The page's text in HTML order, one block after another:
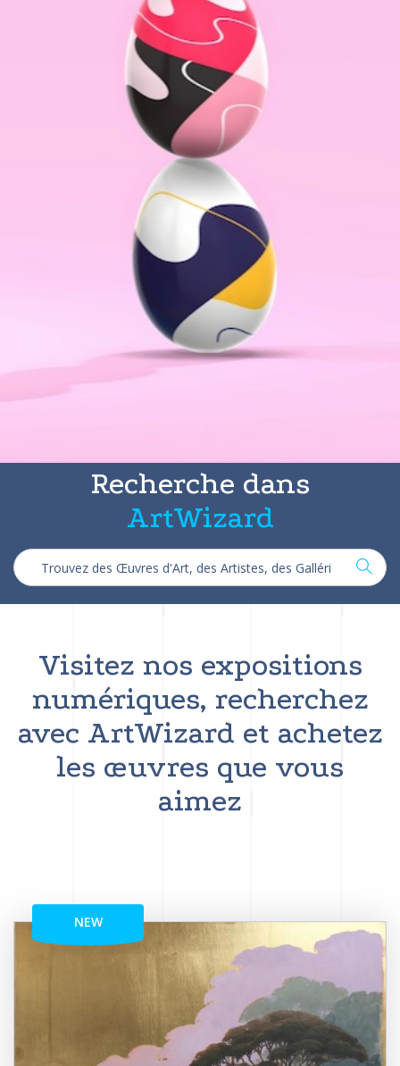
Recherche dans
ArtWizard
Visitez nos expositions
numériques, recherchez
avec ArtWizard et achetez
les œuvres que vous
aimez
NEW